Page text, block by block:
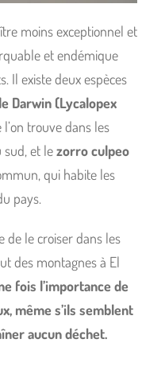
moins exceptionnel et
et endémique
Il existe deux espèces
Darwin (Lycalopex
trouve dans les
sud, et lezorro culpeo
qui habite les
pays.
de le croiser dans les
des montagnes à El
fois l’importance de
même s’ils semblent
aucun déchet.